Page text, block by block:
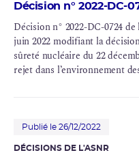
Décision n° 2022-DC-
Décision n° 2022-DC-0724
juin 2022 modifiant la
sûreté nucléaire du 22
rejet dans l’environnement
(département de la Manche).
Publié le 26/12/2022
DÉCISIONS DE L'ASNR